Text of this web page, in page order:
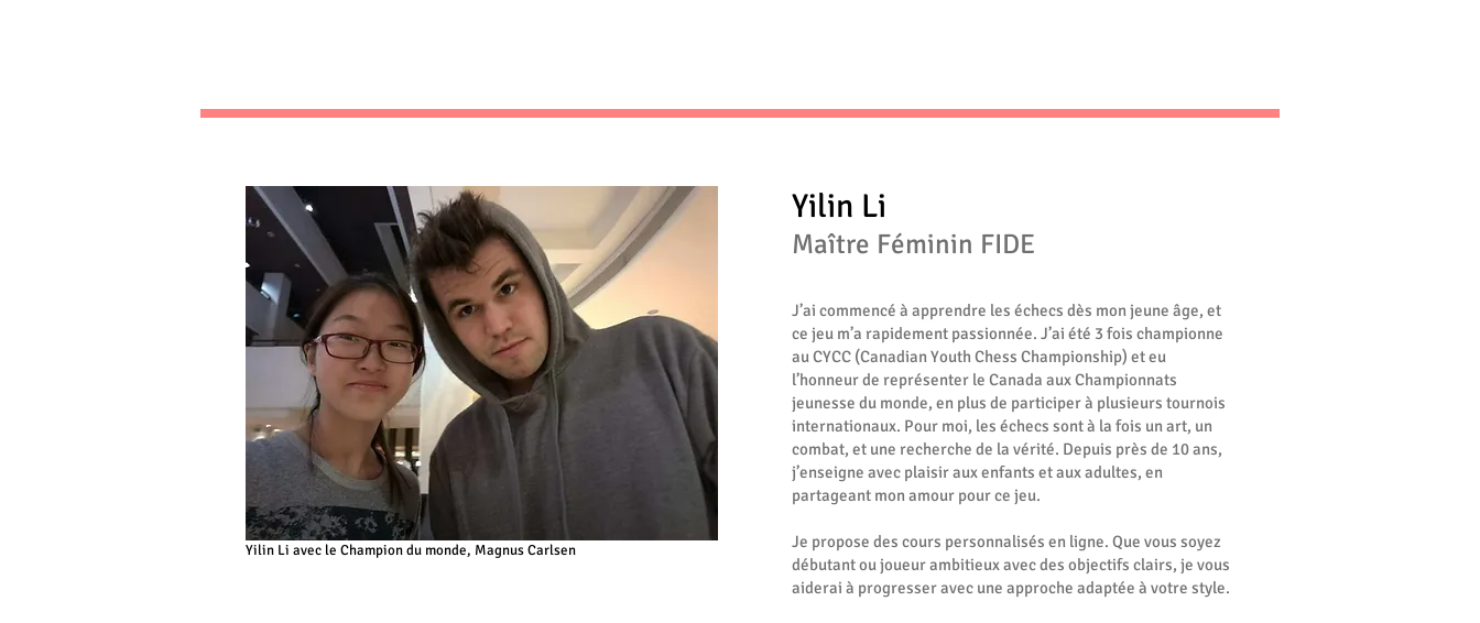
Yilin Li avec le Champion du monde, Magnus Carlsen
Yilin Li
Maître Féminin FIDE
J’ai commencé à apprendre les échecs dès mon jeune âge, et
ce jeu m’a rapidement passionnée. J’ai été 3 fois championne
au CYCC (Canadian Youth Chess Championship) et eu
l’honneur de représenter le Canada aux Championnats
jeunesse du monde, en plus de participer à plusieurs tournois
internationaux. Pour moi, les échecs sont à la fois un art, un
combat, et une recherche de la vérité. Depuis près de 10 ans,
j’enseigne avec plaisir aux enfants et aux adultes, en
partageant mon amour pour ce jeu.
Je propose des cours personnalisés en ligne. Que vous soyez
débutant ou joueur ambitieux avec des objectifs clairs, je vous
aiderai à progresser avec une approche adaptée à votre style.